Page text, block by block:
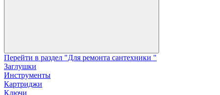
Перейти в раздел "Для ремонта сантехники "
Заглушки
Инструменты
Картриджи
Ключи